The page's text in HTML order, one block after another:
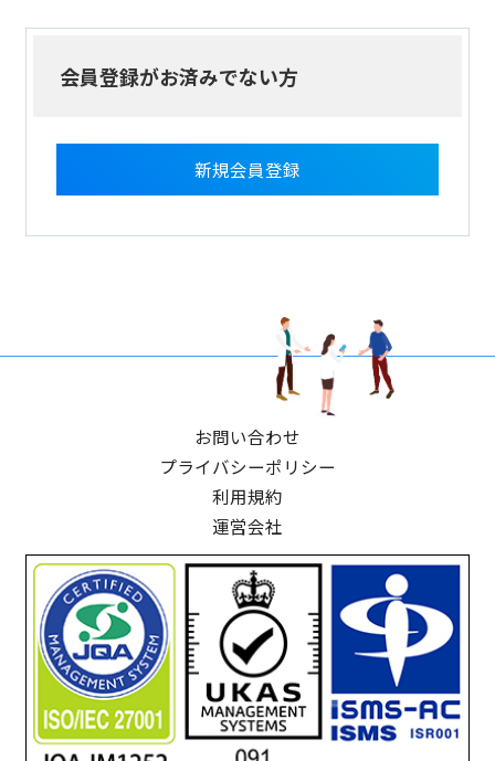
会員登録がお済みでない方
新規会員登録
お問い合わせ
プライバシーポリシー
利用規約
運営会社